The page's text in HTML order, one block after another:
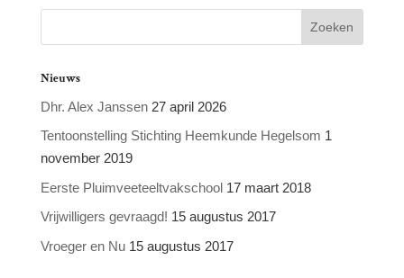
Nieuws
Dhr. Alex Janssen 27 april 2026
Tentoonstelling Stichting Heemkunde Hegelsom 1
november 2019
Eerste Pluimveeteeltvakschool 17 maart 2018
Vrijwilligers gevraagd! 15 augustus 2017
Vroeger en Nu 15 augustus 2017